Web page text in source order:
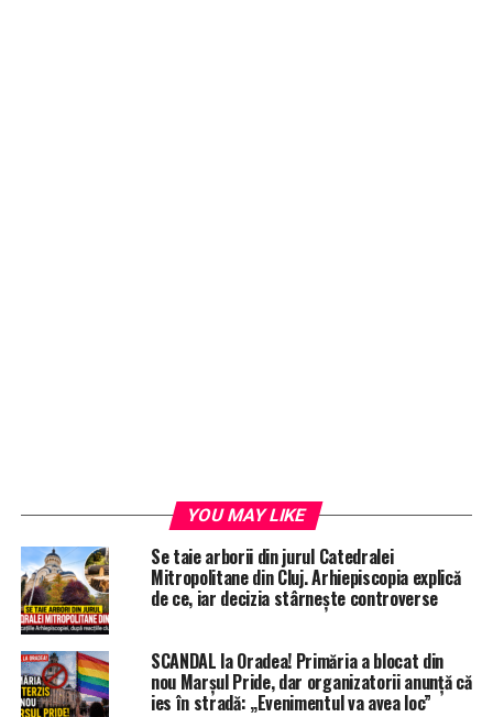
YOU MAY LIKE
Se taie arborii din jurul Catedralei
Mitropolitane din Cluj. Arhiepiscopia explică
de ce, iar decizia stârnește controverse
SCANDAL la Oradea! Primăria a blocat din
nou Marșul Pride, dar organizatorii anunță că
ies în stradă: „Evenimentul va avea loc”